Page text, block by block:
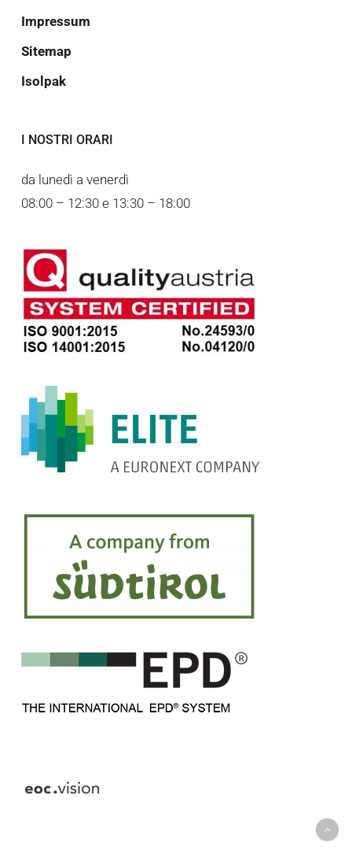
Impressum
Sitemap
Isolpak
I NOSTRI ORARI
da lunedì a venerdì
08:00 – 12:30 e 13:30 – 18:00